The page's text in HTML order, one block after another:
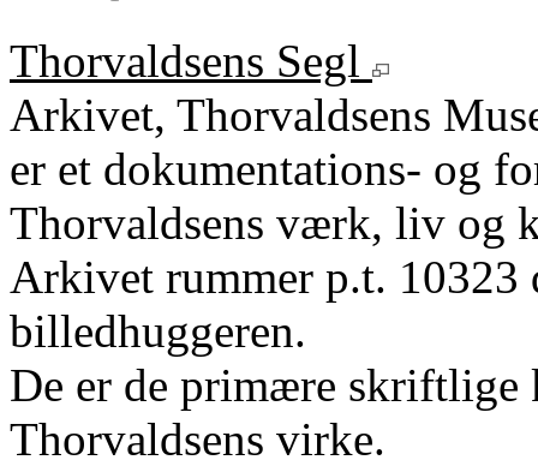
Thorvaldsens Segl
Arkivet, Thorvaldsens
er et dokumentations- og
Thorvaldsens værk, liv og
Arkivet rummer p.t.
billedhuggeren.
De er de primære
Thorvaldsens virke.